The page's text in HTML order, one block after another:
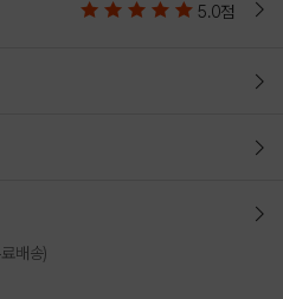
5.0점
배송)